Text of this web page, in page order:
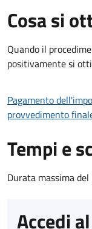
Cosa si
Quando il
positivamente si
Pagamento
provvedimento
Tempi e
Durata massima
Accedi